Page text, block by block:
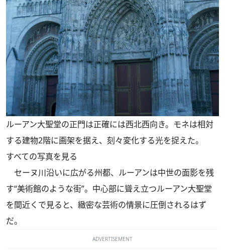
ルーアン大聖堂の正門は正確には西北西向き。モネは相対
する建物2階に画架を据え、刻々変化する光を捉えた。
すべての写真を見る
セーヌ川沿いに広がる州都、ルーアンは中世の面影を残
す“美術館のような街”。中心部に聳え立つルーアン大聖堂
を間近くで見ると、緻密な芸術の情景に圧倒されるはず
だ。
ADVERTISEMENT